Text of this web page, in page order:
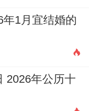
1月宜结婚的
2026年公历十